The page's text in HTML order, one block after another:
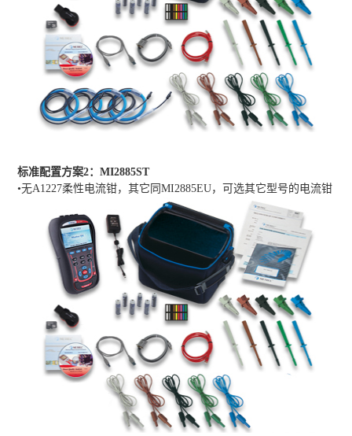
标准配置方案2：MI2885ST
•无A1227柔性电流钳，其它同MI2885EU，可选其它型号的电流钳